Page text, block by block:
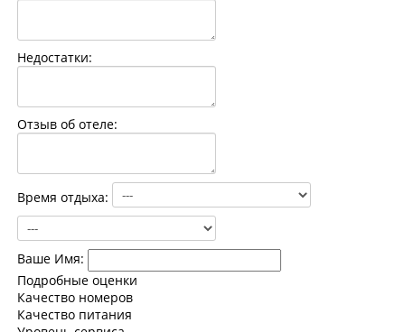
Недостатки:
Отзыв об отеле:
Время отдыха:
Ваше Имя:
Подробные оценки
Качество номеров
Качество питания